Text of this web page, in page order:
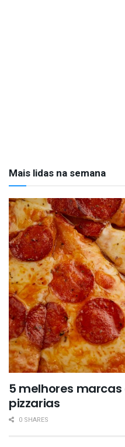
Mais lidas na semana
5 melhores
pizzarias
0 SHARES